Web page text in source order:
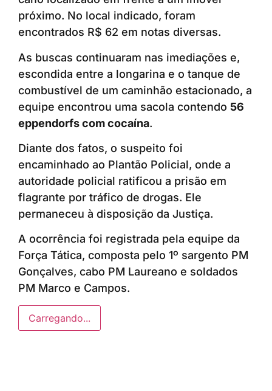
próximo. No local indicado, foram
encontrados R$ 62 em notas diversas.
As buscas continuaram nas imediações e,
escondida entre a longarina e o tanque de
combustível de um caminhão estacionado, a
equipe encontrou uma sacola contendo 56
eppendorfs com cocaína.
Diante dos fatos, o suspeito foi
encaminhado ao Plantão Policial, onde a
autoridade policial ratificou a prisão em
flagrante por tráfico de drogas. Ele
permaneceu à disposição da Justiça.
A ocorrência foi registrada pela equipe da
Força Tática, composta pelo 1º sargento PM
Gonçalves, cabo PM Laureano e soldados
PM Marco e Campos.
Carregando...